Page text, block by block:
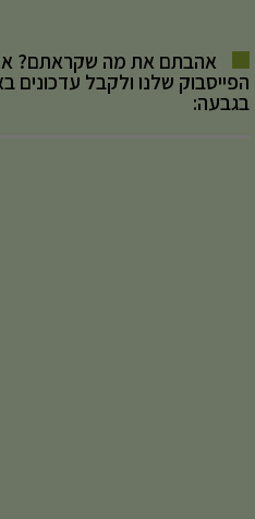
אהבתם את מה שקראתם?
הפייסבוק שלנו ולקבל
בגבעה: